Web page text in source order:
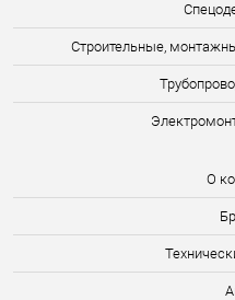
Строительные,
О